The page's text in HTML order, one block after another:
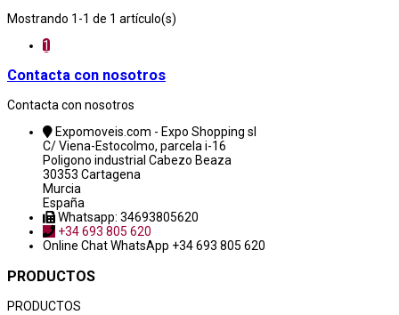
Mostrando 1-1 de 1 artículo(s)
1
Contacta con nosotros
Contacta con nosotros
Expomoveis.com - Expo Shopping sl
C/ Viena-Estocolmo, parcela i-16
Poligono industrial Cabezo Beaza
30353 Cartagena
Murcia
España
Whatsapp: 34693805620
+34 693 805 620
Online ChatWhatsApp +34 693 805 620
PRODUCTOS
PRODUCTOS